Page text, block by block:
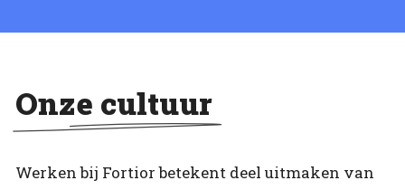
Onze cultuur
Werken bij Fortior betekent deel uitmaken van